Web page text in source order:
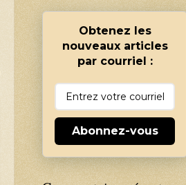
Obtenez les
nouveaux articles
par courriel :
Abonnez-vous